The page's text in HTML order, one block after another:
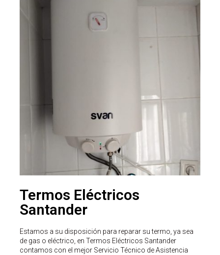
Termos Eléctricos
Santander
Estamos a su disposición para reparar su termo, ya sea
de gas o eléctrico, en Termos Eléctricos Santander
contamos con el mejor Servicio Técnico de Asistencia